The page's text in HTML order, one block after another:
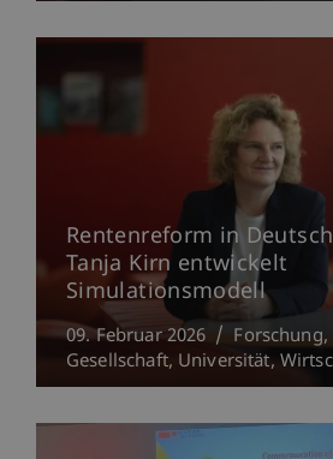
Rentenreform in
Tanja Kirn entwickelt
Simulationsmodell
09. Februar 2026 Forschung
Gesellschaft Universität